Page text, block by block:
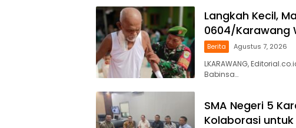
Langkah Kecil,
0604/Karawang
Berita Agustus 7, 2026
LKARAWANG,
Babinsa…
SMA Negeri 5
Kolaborasi